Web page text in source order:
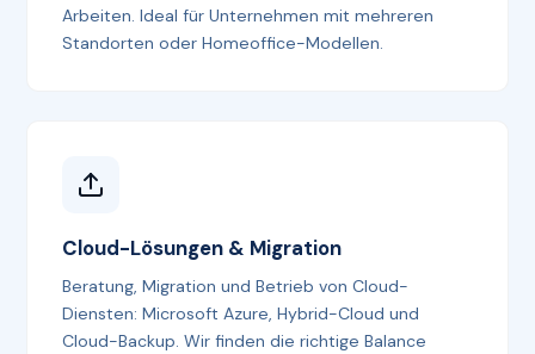
Arbeiten. Ideal für Unternehmen mit mehreren
Standorten oder Homeoffice-Modellen.
Cloud-Lösungen & Migration
Beratung, Migration und Betrieb von Cloud-
Diensten: Microsoft Azure, Hybrid-Cloud und
Cloud-Backup. Wir finden die richtige Balance